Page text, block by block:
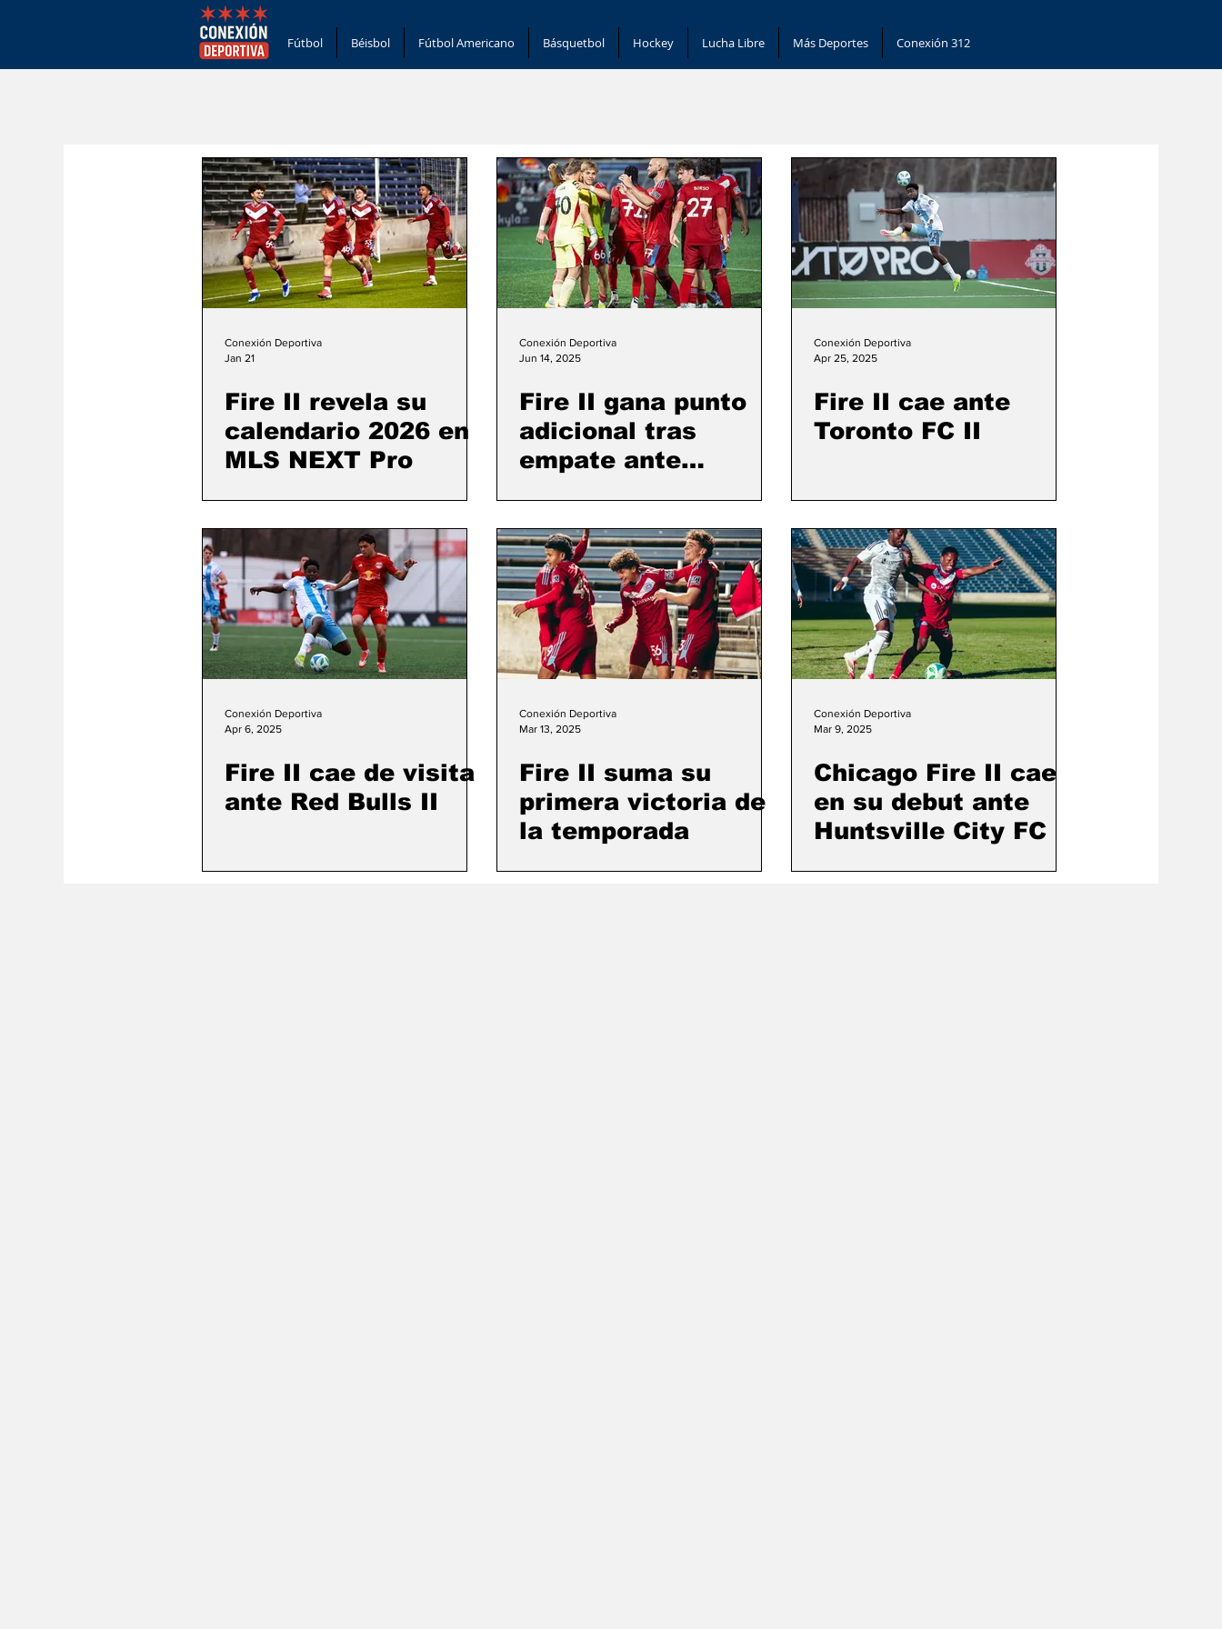
Fútbol Béisbol Fútbol Americano Básquetbol Hockey Lucha Libre Más Deportes Conexión 312
Conexión Deportiva
Jan 21
Fire II revela su
calendario 2026 en
MLS NEXT Pro
Conexión Deportiva
Jun 14, 2025
Fire II gana punto
adicional tras
empate ante
Conexión Deportiva
Apr 25, 2025
Fire II cae ante
Toronto FC II
Conexión Deportiva
Apr 6, 2025
Fire II cae de visita
ante Red Bulls II
Conexión Deportiva
Mar 13, 2025
Fire II suma su
primera victoria de
la temporada
Conexión Deportiva
Mar 9, 2025
Chicago Fire II cae
en su debut ante
Huntsville City FC